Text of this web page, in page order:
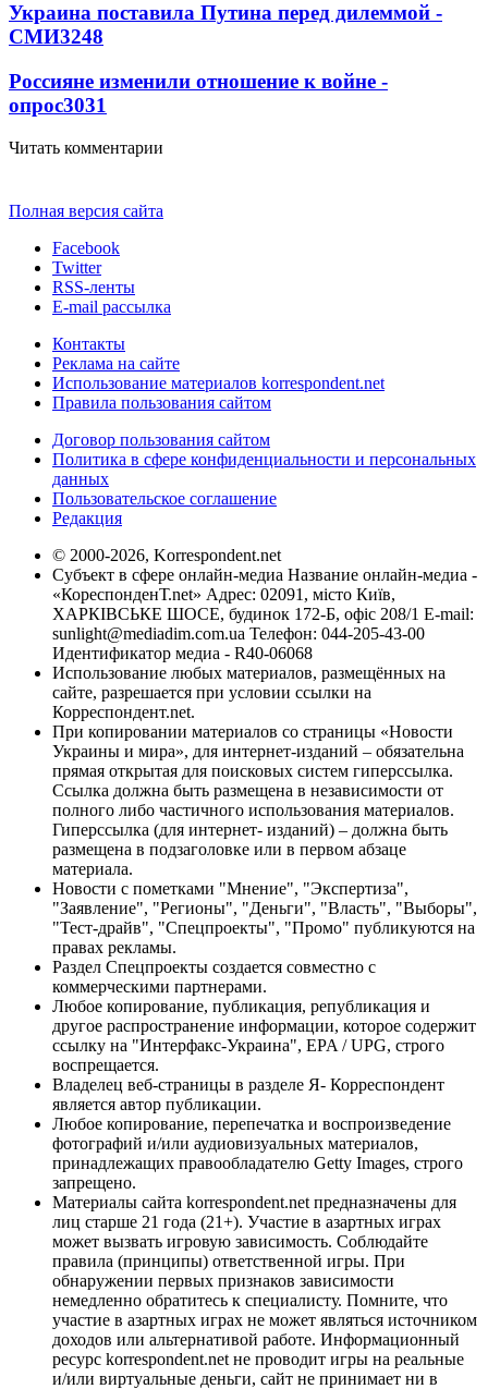
Украина поставила Путина перед дилеммой -
СМИ3248
Россияне изменили отношение к войне -
опрос3031
Читать комментарии
Полная версия сайта
Facebook
Twitter
RSS-ленты
E-mail рассылка
Контакты
Реклама на сайте
Использование материалов korrespondent.net
Правила пользования сайтом
Договор пользования сайтом
Политика в сфере конфиденциальности и персональных
данных
Пользовательское соглашение
Редакция
© 2000-2026, Korrespondent.net
Субъект в сфере онлайн-медиа Название онлайн-медиа -
«КореспонденТ.net» Адрес: 02091, місто Київ,
ХАРКІВСЬКЕ ШОСЕ, будинок 172-Б, офіс 208/1 E-mail:
sunlight@mediadim.com.ua Телефон: 044-205-43-00
Идентификатор медиа - R40-06068
Использование любых материалов, размещённых на
сайте, разрешается при условии ссылки на
Корреспондент.net.
При копировании материалов со страницы «Новости
Украины и мира», для интернет-изданий – обязательна
прямая открытая для поисковых систем гиперссылка.
Ссылка должна быть размещена в независимости от
полного либо частичного использования материалов.
Гиперссылка (для интернет- изданий) – должна быть
размещена в подзаголовке или в первом абзаце
материала.
Новости с пометками "Мнение", "Экспертиза",
"Заявление", "Регионы", "Деньги", "Власть", "Выборы",
"Тест-драйв", "Спецпроекты", "Промо" публикуются на
правах рекламы.
Раздел Спецпроекты создается совместно с
коммерческими партнерами.
Любое копирование, публикация, републикация и
другое распространение информации, которое содержит
ссылку на "Интерфакс-Украина", EPA / UPG, строго
воспрещается.
Владелец веб-страницы в разделе Я- Корреспондент
является автор публикации.
Любое копирование, перепечатка и воспроизведение
фотографий и/или аудиовизуальных материалов,
принадлежащих правообладателю Getty Images, строго
запрещено.
Материалы сайта korrespondent.net предназначены для
лиц старше 21 года (21+). Участие в азартных играх
может вызвать игровую зависимость. Соблюдайте
правила (принципы) ответственной игры. При
обнаружении первых признаков зависимости
немедленно обратитесь к специалисту. Помните, что
участие в азартных играх не может являться источником
доходов или альтернативой работе. Информационный
ресурс korrespondent.net не проводит игры на реальные
и/или виртуальные деньги, сайт не принимает ни в